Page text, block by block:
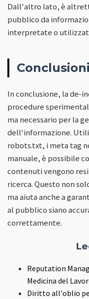
Dall'altro lato, è
pubblico da
interpretate o
Conclusioni
In conclusione, la de-
procedure
ma necessario per la
dell'informazione.
robots.txt, i meta tag
manuale, è possibile
contenuti vengono
ricerca. Questo non
ma aiuta anche a
al pubblico siano
correttamente.
Reputation
Medicina del
Diritto all'oblio